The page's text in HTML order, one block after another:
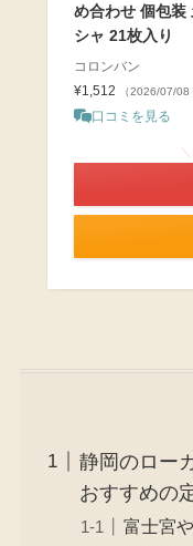
め合わせ 個包装
シャ 21枚入り
コロンバン
¥1,512
（2026/07/08
口コミを見る
静岡のロー
おすすめの
富士宮